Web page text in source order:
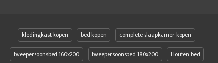
kledingkast kopen bed kopen
complete slaapkamer kopen
tweepersoonsbed 160x200
tweepersoonsbed 180x200 Houten bed